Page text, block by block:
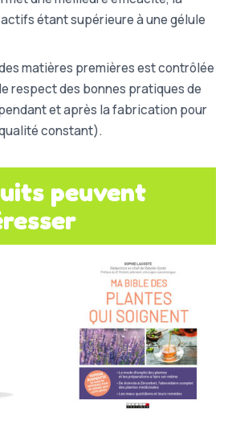
étant supérieure à une gélule
matières premières est contrôlée
respect des bonnes pratiques de
et après la fabrication pour
constant).
peuvent